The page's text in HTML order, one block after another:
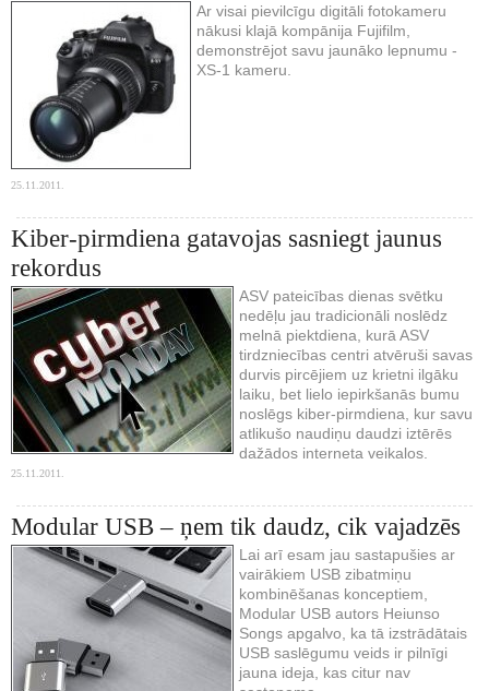
Ar visai pievilcīgu digitāli fotokameru
nākusi klajā kompānija Fujifilm,
demonstrējot savu jaunāko lepnumu -
XS-1 kameru.
25.11.2011.
Kiber-pirmdiena gatavojas sasniegt jaunus
rekordus
ASV pateicības dienas svētku
nedēļu jau tradicionāli noslēdz
melnā piektdiena, kurā ASV
tirdzniecības centri atvēruši savas
durvis pircējiem uz krietni ilgāku
laiku, bet lielo iepirkšanās bumu
noslēgs kiber-pirmdiena, kur savu
atlikušo naudiņu daudzi iztērēs
dažādos interneta veikalos.
25.11.2011.
Modular USB – ņem tik daudz, cik vajadzēs
Lai arī esam jau sastapušies ar
vairākiem USB zibatmiņu
kombinēšanas konceptiem,
Modular USB autors Heiunso
Songs apgalvo, ka tā izstrādātais
USB saslēgumu veids ir pilnīgi
jauna ideja, kas citur nav